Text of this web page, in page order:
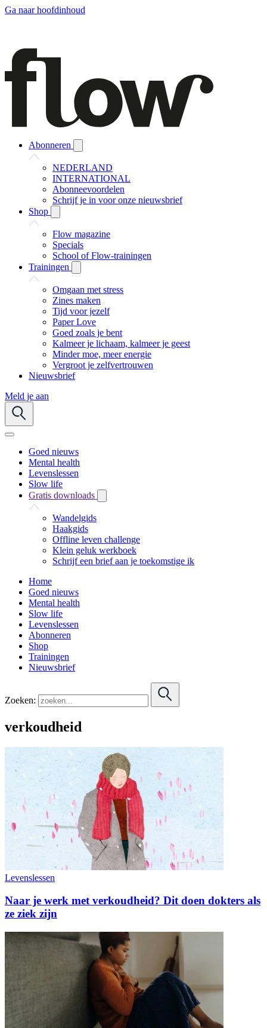
Ga naar hoofdinhoud
Abonneren
NEDERLAND
INTERNATIONAL
Abonneevoordelen
Schrijf je in voor onze nieuwsbrief
Shop
Flow magazine
Specials
School of Flow-trainingen
Trainingen
Omgaan met stress
Zines maken
Tijd voor jezelf
Paper Love
Goed zoals je bent
Kalmeer je lichaam, kalmeer je geest
Minder moe, meer energie
Vergroot je zelfvertrouwen
Nieuwsbrief
Meld je aan
Goed nieuws
Mental health
Levenslessen
Slow life
Gratis downloads
Wandelgids
Haakgids
Offline leven challenge
Klein geluk werkboek
Schrijf een brief aan je toekomstige ik
Home
Goed nieuws
Mental health
Slow life
Levenslessen
Abonneren
Shop
Trainingen
Nieuwsbrief
Zoeken:
verkoudheid
Levenslessen
Naar je werk met verkoudheid? Dit doen dokters als
ze ziek zijn